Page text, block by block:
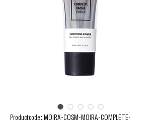
Productcode: MOIRA-COSM-MOIRA-COMPLETE-